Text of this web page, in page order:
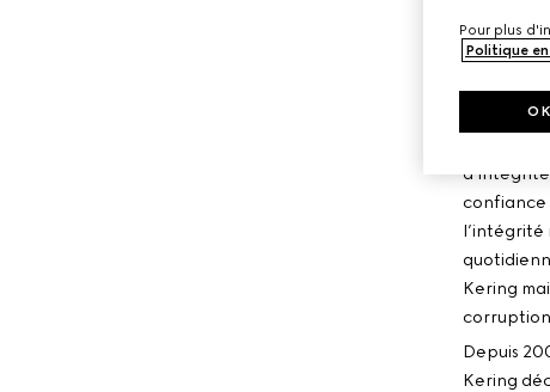
confiance
l’intégrité
Kering
corruption
Depuis
Kering
Pour plus
Politique
OK